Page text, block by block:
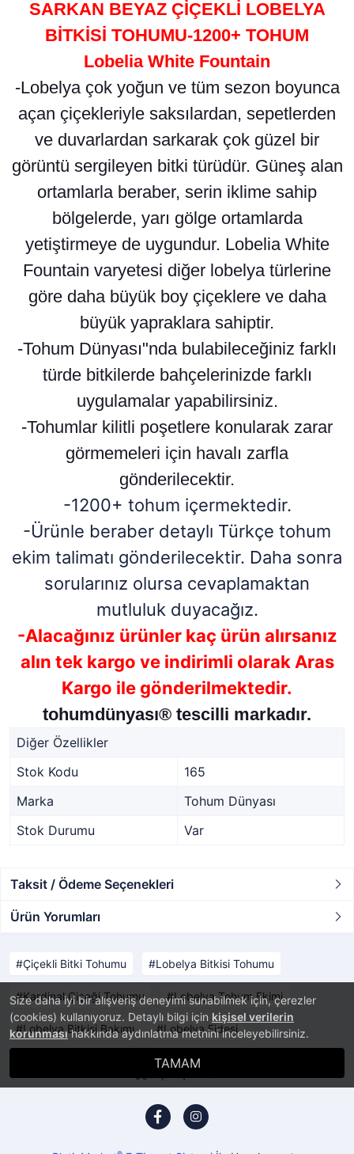
Size daha iyi bir alışveriş deneyimi sunabilmek için, çerezler
(cookies) kullanıyoruz. Detaylı bilgi için kişisel verilerin
korunmasıhakkında aydınlatma metnini inceleyebilirsiniz.
TAMAM
SARKAN BEYAZ ÇİÇEKLİ LOBELYA
BİTKİSİ TOHUMU-1200+ TOHUM
Lobelia White Fountain
-Lobelya çok yoğun ve tüm sezon boyunca
açan çiçekleriyle saksılardan, sepetlerden
ve duvarlardan sarkarak çok güzel bir
görüntü sergileyen bitki türüdür. Güneş alan
ortamlarla beraber, serin iklime sahip
bölgelerde, yarı gölge ortamlarda
yetiştirmeye de uygundur. Lobelia White
Fountain varyetesi diğer lobelya türlerine
göre daha büyük boy çiçeklere ve daha
büyük yapraklara sahiptir.
-Tohum Dünyası"nda bulabileceğiniz farklı
türde bitkilerde bahçelerinizde farklı
uygulamalar yapabilirsiniz.
-Tohumlar kilitli poşetlere konularak zarar
görmemeleri için havalı zarfla
gönderilecektir.
-1200+ tohum içermektedir.
-Ürünle beraber detaylı Türkçe tohum
ekim talimatı gönderilecektir. Daha sonra
sorularınız olursa cevaplamaktan
mutluluk duyacağız.
-Alacağınız ürünler kaç ürün alırsanız
alın tek kargo ve indirimli olarak Aras
Kargo ile gönderilmektedir.
tohumdünyası® tescilli markadır.
Diğer Özellikler
Stok Kodu
165
Marka
Tohum Dünyası
Stok Durumu
Var
Taksit / Ödeme Seçenekleri
Ürün Yorumları
Çiçekli Bitki Tohumu Lobelya Bitkisi Tohumu
Kardinal Çiçeği Tohumu Lobelya Tohum Ekimi
Lobelya Bitkisi Bakımı Lobelya Fidesi